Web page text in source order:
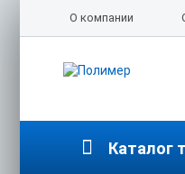
О компании
Каталог